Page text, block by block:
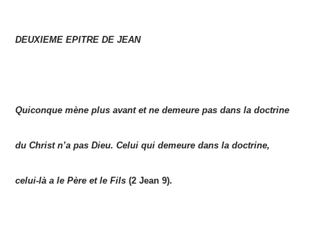
DEUXIEME EPITRE DE JEAN
Quiconque mène plus avant et ne demeure pas dans la doctrine
du Christ n’a pas Dieu. Celui qui demeure dans la doctrine,
celui-là a le Père et le Fils (2 Jean 9).